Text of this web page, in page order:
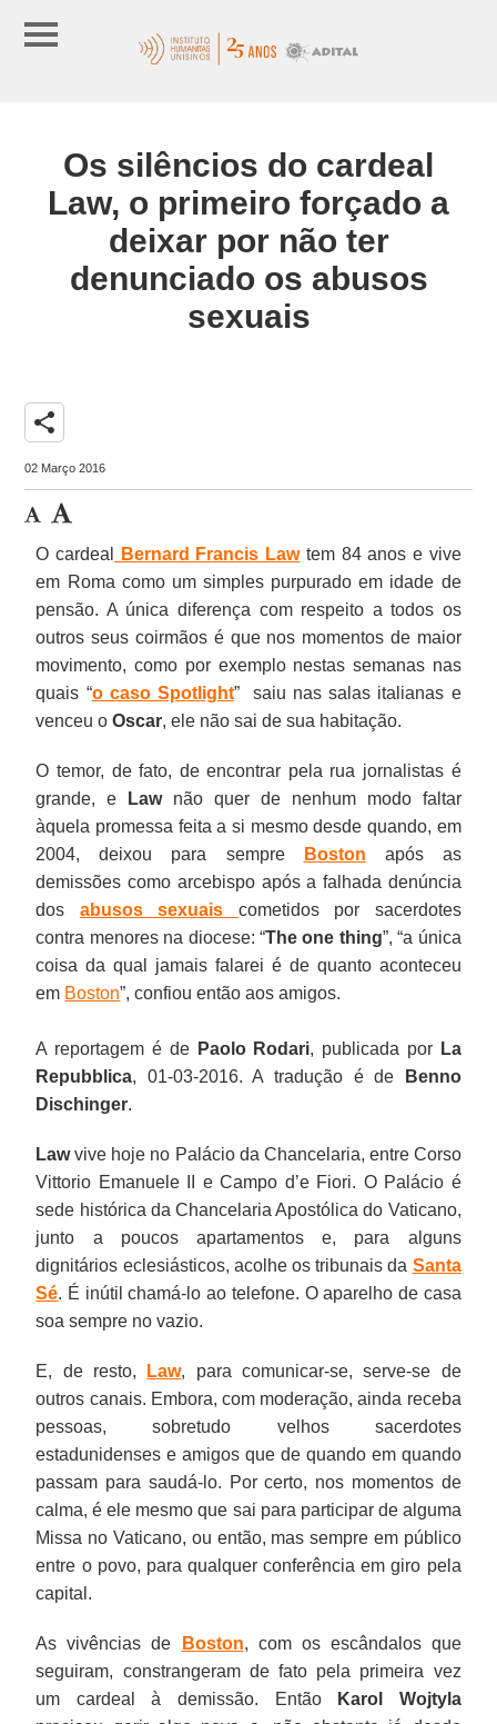
Os silêncios do cardeal
Law, o primeiro forçado a
deixar por não ter
denunciado os abusos
sexuais
share
02 Março 2016
O cardeal Bernard Francis Lawtem 84 anos e vive
em Roma como um simples purpurado em idade de
pensão. A única diferença com respeito a todos os
outros seus coirmãos é que nos momentos de maior
movimento, como por exemplo nestas semanas nas
quais “o caso Spotlight” saiu nas salas italianas e
venceu oOscar, ele não sai de sua habitação.
O temor, de fato, de encontrar pela rua jornalistas é
grande, e
Lawnão quer de nenhum modo faltar
àquela promessa feita a si mesmo desde quando, em
2004, deixou para sempre
Boston após as
demissões como arcebispo após a falhada denúncia
dos abusos sexuais
cometidos por sacerdotes
contra menores na diocese: “The one thing”, “a única
coisa da qual jamais falarei é de quanto aconteceu
em Boston”, confiou então aos amigos.
A reportagem é de Paolo Rodari, publicada por La
Repubblica, 01-03-2016. A tradução é de
Benno
Dischinger.
Lawvive hoje no Palácio da Chancelaria, entre Corso
Vittorio Emanuele II e Campo d’e Fiori. O Palácio é
sede histórica da Chancelaria Apostólica do Vaticano,
junto a poucos apartamentos e, para alguns
dignitários eclesiásticos, acolhe os tribunais da Santa
Sé. É inútil chamá-lo ao telefone. O aparelho de casa
soa sempre no vazio.
E, de resto, Law, para comunicar-se, serve-se de
outros canais. Embora, com moderação, ainda receba
pessoas, sobretudo velhos sacerdotes
estadunidenses e amigos que de quando em quando
passam para saudá-lo. Por certo, nos momentos de
calma, é ele mesmo que sai para participar de alguma
Missa no Vaticano, ou então, mas sempre em público
entre o povo, para qualquer conferência em giro pela
capital.
As vivências de Boston, com os escândalos que
seguiram, constrangeram de fato pela primeira vez
um cardeal à demissão. Então
Karol Wojtyla